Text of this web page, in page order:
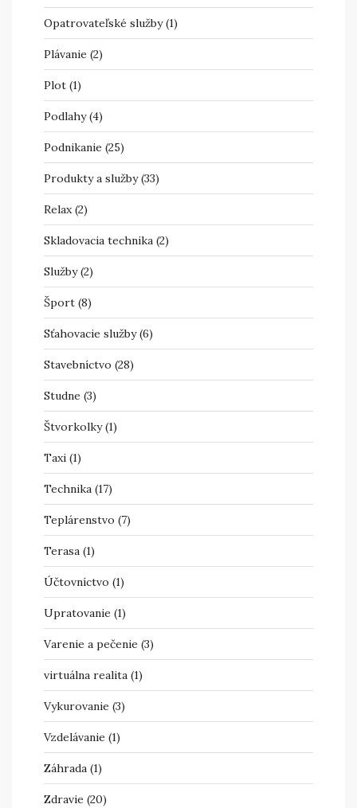
Opatrovateľské služby(1)
Plávanie (2)
Plot (1)
Podlahy(4)
Podnikanie (25)
Produkty a služby(33)
Relax(2)
Skladovacia technika (2)
Služby(2)
Šport (8)
Sťahovacie služby(6)
Stavebníctvo (28)
Studne (3)
Štvorkolky(1)
Taxi (1)
Technika (17)
Teplárenstvo (7)
Terasa (1)
Účtovníctvo (1)
Upratovanie (1)
Varenie a pečenie (3)
virtuálna realita (1)
Vykurovanie (3)
Vzdelávanie (1)
Záhrada (1)
Zdravie (20)